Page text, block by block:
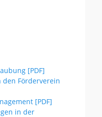
[PDF]
Förderverein
[PDF]
in der